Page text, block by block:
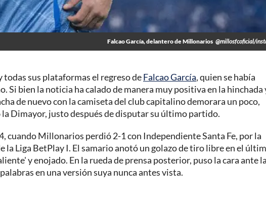
Falcao García, delantero de Millonarios @millosfcoficial/
todas sus plataformas el regreso deFalcao García, quien se había
Si bien la noticia ha calado de manera muy positiva en la hinchada
de nuevo con la camiseta del club capitalino demorara un poco,
Dimayor, justo después de disputar su último partido.
cuando Millonarios perdió 2-1 con Independiente Santa Fe, por la
la Liga BetPlay I. El samario anotó un golazo de tiro libre en el
y enojado. En la rueda de prensa posterior, puso la cara ante la
en una versión suya nunca antes vista.